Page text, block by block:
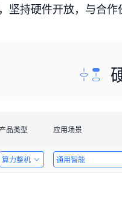
坚持硬件开放，与合
产品类型 应用场景
算力整机 通用智能